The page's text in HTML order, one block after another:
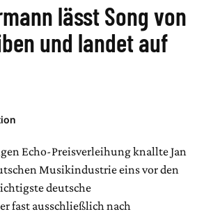
lässt Song von
und landet auf
Echo-Preisverleihung knallte Jan
Musikindustrie eins vor den
deutsche
fast ausschließlich nach